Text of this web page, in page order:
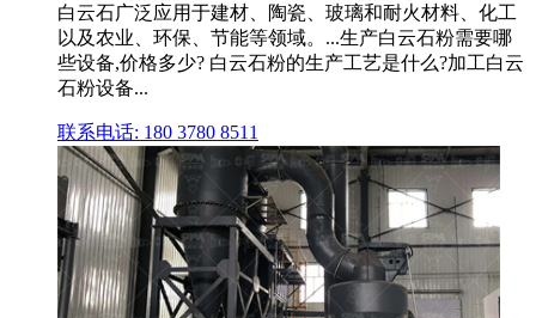
白云石广泛应用于建材、陶瓷、玻璃和耐火材料、化工
以及农业、环保、节能等领域。...生产白云石粉需要哪
些设备,价格多少? 白云石粉的生产工艺是什么?加工白云
石粉设备...
联系电话: 180 3780 8511